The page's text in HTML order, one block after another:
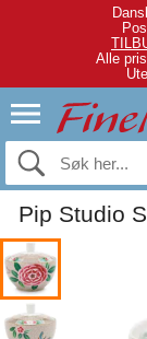
Alle
Pip Studio